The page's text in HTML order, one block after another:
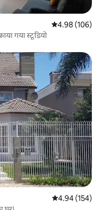
औसत रेटिंग 5 में से
4.98 (106)
गया स्टूडियो
औसत रेटिंग 5 में से
4.94 (154)